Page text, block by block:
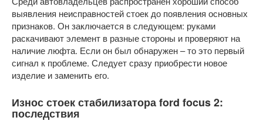
выявления неисправностей стоек до появления основных
признаков. Он заключается в следующем: руками
раскачивают элемент в разные стороны и проверяют на
наличие люфта. Если он был обнаружен – то это первый
сигнал к проблеме. Следует сразу приобрести новое
изделие и заменить его.
Износ стоек стабилизатора ford focus 2:
последствия